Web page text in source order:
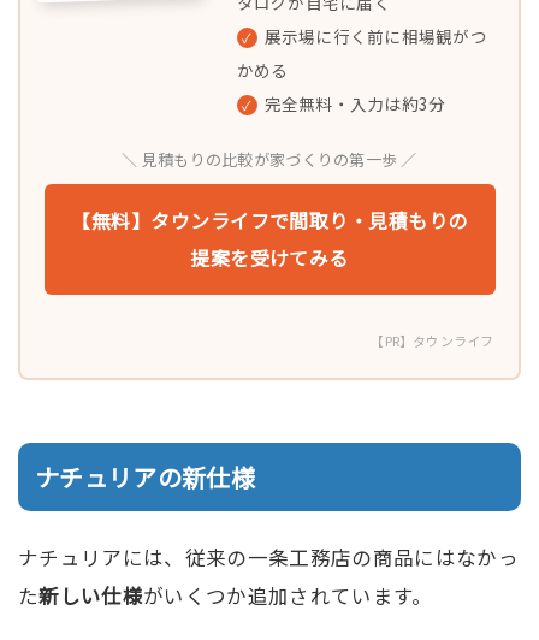
✓
展示場に行く前に相場観がつ
かめる
✓ 完全無料・入力は約3分
＼ 見積もりの比較が家づくりの第一歩 ／
【無料】タウンライフで間取り・見積もりの
提案を受けてみる
【PR】タウンライフ
ナチュリアの新仕様
ナチュリアには、従来の一条工務店の商品にはなかっ
た新しい仕様がいくつか追加されています。